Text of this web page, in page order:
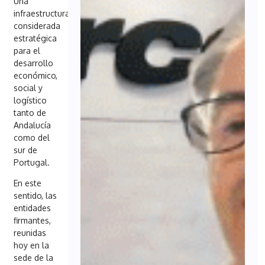
infraestructura
considerada
estratégica
para el
desarrollo
económico,
social y
logístico
tanto de
Andalucía
como del
sur de
Portugal.
En este
sentido, las
entidades
firmantes,
reunidas
hoy en la
sede de la